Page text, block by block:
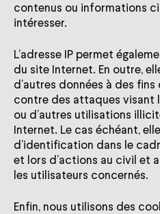
contenus ou informations
intéresser.
L’adresse IP permet
du site Internet. En outre,
d’autres données à des
contre des attaques visant
ou d’autres utilisations
Internet. Le cas échéant,
d’identification dans le
et lors d’actions au civil et
les utilisateurs concernés.
Enfin, nous utilisons des